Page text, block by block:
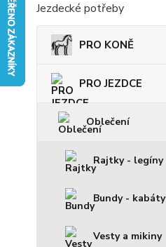
Jezdecké potřeby
PRO KONĚ
PRO JEZDCE
Oblečení
Rajtky - legíny
Bundy - kabáty
Vesty a mikiny